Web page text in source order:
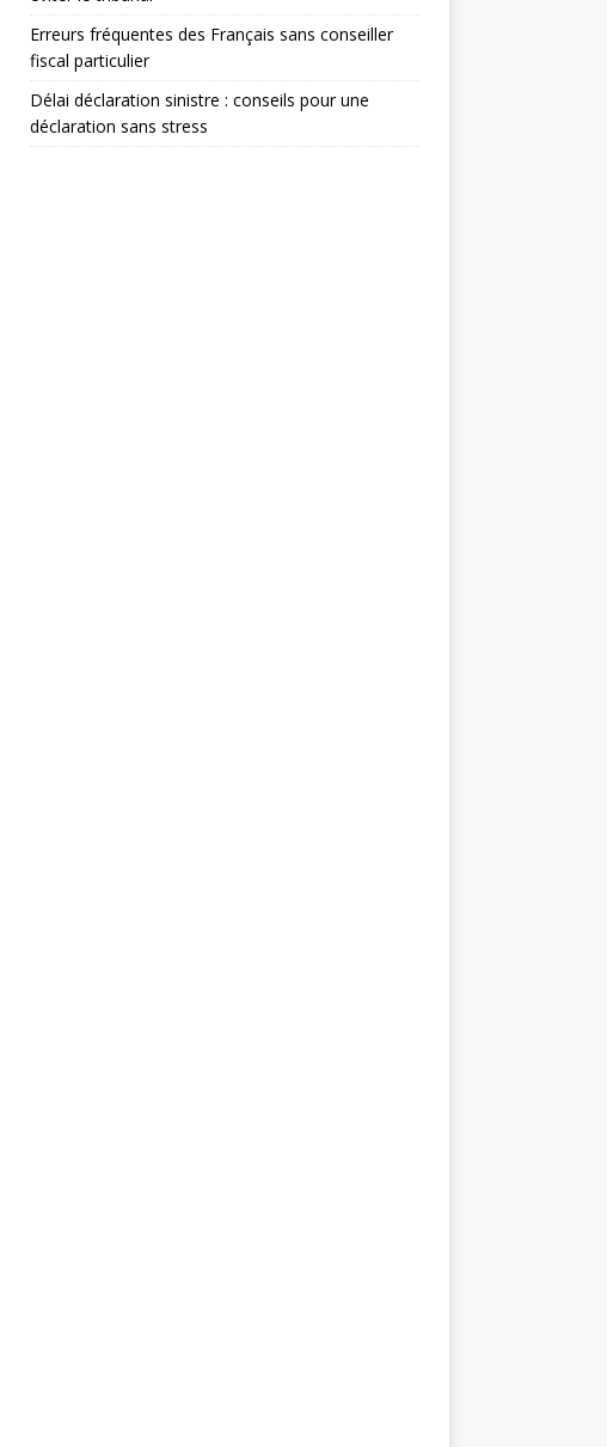
Erreurs fréquentes des Français sans conseiller
fiscal particulier
Délai déclaration sinistre : conseils pour une
déclaration sans stress